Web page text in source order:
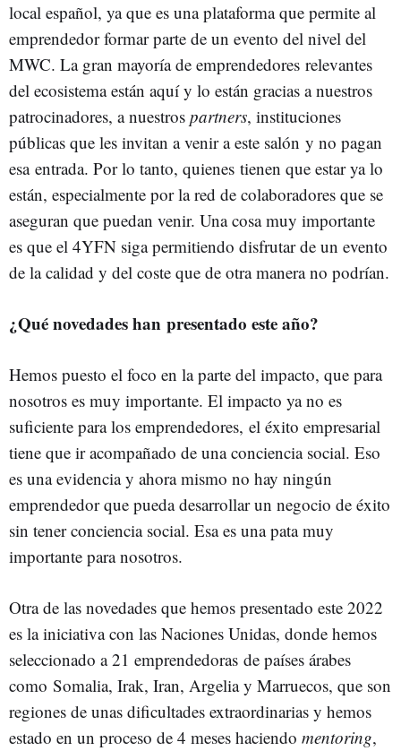
local español, ya que es una plataforma que permite al
emprendedor formar parte de un evento del nivel del
MWC. La gran mayoría de emprendedores relevantes
del ecosistema están aquí y lo están gracias a nuestros
patrocinadores, a nuestros partners, instituciones
públicas que les invitan a venir a este salón y no pagan
esa entrada. Por lo tanto, quienes tienen que estar ya lo
están, especialmente por la red de colaboradores que se
aseguran que puedan venir. Una cosa muy importante
es que el 4YFN siga permitiendo disfrutar de un evento
de la calidad y del coste que de otra manera no podrían.
¿Qué novedades han presentado este año?
Hemos puesto el foco en la parte del impacto, que para
nosotros es muy importante. El impacto ya no es
suficiente para los emprendedores, el éxito empresarial
tiene que ir acompañado de una conciencia social. Eso
es una evidencia y ahora mismo no hay ningún
emprendedor que pueda desarrollar un negocio de éxito
sin tener conciencia social. Esa es una pata muy
importante para nosotros.
Otra de las novedades que hemos presentado este 2022
es la iniciativa con las Naciones Unidas, donde hemos
seleccionado a 21 emprendedoras de países árabes
como Somalia, Irak, Iran, Argelia y Marruecos, que son
regiones de unas dificultades extraordinarias y hemos
estado en un proceso de 4 meses haciendo mentoring,